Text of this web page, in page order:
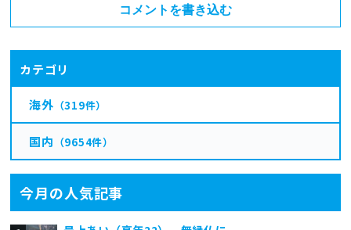
コメントを書き込む
カテゴリ
海外 （319件）
国内 （9654件）
今月の人気記事